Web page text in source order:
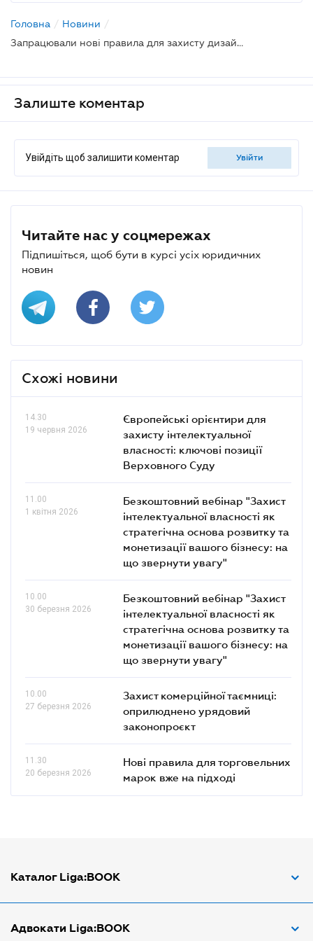
Головна / Новини /
Запрацювали нові правила для захисту дизайну від копіювання
Залиште коментар
Увійдіть щоб залишити коментар увійти
Читайте нас у соцмережах
Підпишіться, щоб бути в курсі усіх юридичних
новин
Схожі новини
14.30
19 червня 2026
Європейські орієнтири для
захисту інтелектуальної
власності: ключові позиції
Верховного Суду
11.00
1 квітня 2026
Безкоштовний вебінар "Захист
інтелектуальної власності як
стратегічна основа розвитку та
монетизації вашого бізнесу: на
що звернути увагу"
10.00
30 березня 2026
Безкоштовний вебінар "Захист
інтелектуальної власності як
стратегічна основа розвитку та
монетизації вашого бізнесу: на
що звернути увагу"
10.00
27 березня 2026
Захист комерційної таємниці:
оприлюднено урядовий
законопроєкт
11.30
20 березня 2026
Нові правила для торговельних
марок вже на підході
Каталог Liga:BOOK
Адвокат по ДТП
Адвокати Liga:BOOK